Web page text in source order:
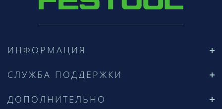
ИНФОРМАЦИЯ
СЛУЖБА ПОДДЕРЖКИ
ДОПОЛНИТЕЛЬНО